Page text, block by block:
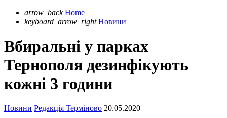
arrow_back Home
keyboard_arrow_right Новини
Вбиральні у парках
Тернополя дезинфікують
кожні 3 години
Новини Редакція Терміново 20.05.2020